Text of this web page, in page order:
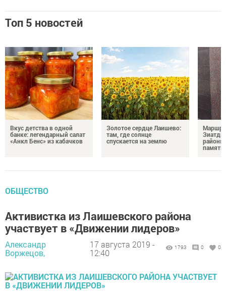
Топ 5 новостей
Вкус детства в одной
банке: легендарный салат
«Анкл Бенс» из кабачков
Золотое сердце Лаишево:
там, где солнце
спускается на землю
районы
память
ОБЩЕСТВО
Активистка из Лаишевского района
участвует в «Движении лидеров»
Александр
Воржецов,
17 августа 2019 -
12:40
1793 0 0